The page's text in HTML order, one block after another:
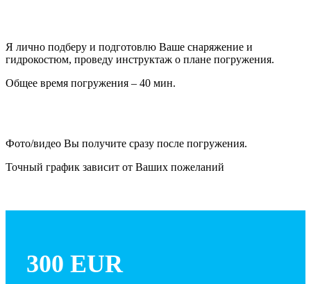
Я лично подберу и подготовлю Ваше снаряжение и
гидрокостюм, проведу инструктаж о плане погружения.
Общее время погружения – 40 мин.
Фото/видео Вы получите сразу после погружения.
Точный график зависит от Ваших пожеланий
300 EUR